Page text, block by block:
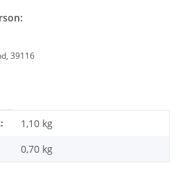
39116
1,10 kg
0,70 kg